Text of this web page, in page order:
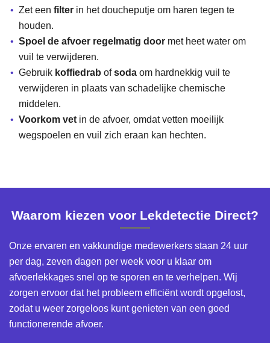
Zet een filterin het doucheputje om haren tegen te
houden.
Spoel de afvoer regelmatig doormet heet water om
vuil te verwijderen.
Gebruik koffiedrab ofsodaom hardnekkig vuil te
verwijderen in plaats van schadelijke chemische
middelen.
Voorkom vetin de afvoer, omdat vetten moeilijk
wegspoelen en vuil zich eraan kan hechten.
Waarom kiezen voor Lekdetectie Direct?
Onze ervaren en vakkundige medewerkers staan 24 uur
per dag, zeven dagen per week voor u klaar om
afvoerlekkages snel op te sporen en te verhelpen. Wij
zorgen ervoor dat het probleem efficiënt wordt opgelost,
zodat u weer zorgeloos kunt genieten van een goed
functionerende afvoer.